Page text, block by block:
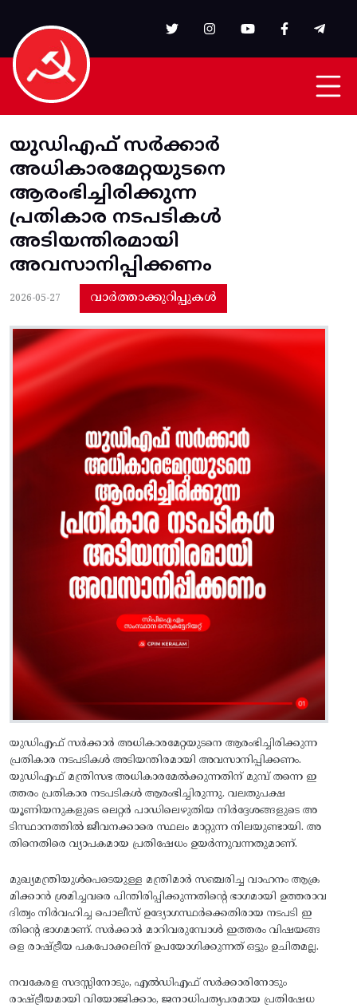
യുഡിഎഫ്‌ സര്‍ക്കാര്‍
അധികാരമേറ്റയുടനെ
ആരംഭിച്ചിരിക്കുന്ന
പ്രതികാര നടപടികള്‍
അടിയന്തിരമായി
അവസാനിപ്പിക്കണം
2026-05-27 വാർത്താക്കുറിപ്പുകൾ
യുഡിഎഫ്‌ സര്‍ക്കാര്‍ അധികാരമേറ്റയുടനെ ആരംഭിച്ചിരിക്കുന്ന
പ്രതികാര നടപടികള്‍ അടിയന്തിരമായി അവസാനിപ്പിക്കണം.
യുഡിഎഫ്‌ മന്ത്രിസഭ അധികാരമേല്‍ക്കുന്നതിന്‌ മുമ്പ്‌ തന്നെ ഇ
ത്തരം പ്രതികാര നടപടികള്‍ ആരംഭിച്ചിരുന്നു. വലതുപക്ഷ
യൂണിയനുകളുടെ ലെറ്റര്‍ പാഡിലെഴുതിയ നിര്‍ദ്ദേശങ്ങളുടെ അ
ടിസ്ഥാനത്തില്‍ ജീവനക്കാരെ സ്ഥലം മാറ്റുന്ന നിലയുണ്ടായി. അ
തിനെതിരെ വ്യാപകമായ പ്രതിഷേധം ഉയര്‍ന്നുവന്നതുമാണ്‌.
മുഖ്യമന്ത്രിയുള്‍പെടെയുള്ള മന്ത്രിമാര്‍ സഞ്ചരിച്ച വാഹനം ആക്ര
മിക്കാന്‍ ശ്രമിച്ചവരെ പിന്തിരിപ്പിക്കുന്നതിന്റെ ഭാഗമായി ഉത്തരാവ
ദിത്വം നിര്‍വഹിച്ച പൊലീസ്‌ ഉദ്യോഗസ്ഥര്‍ക്കെതിരായ നടപടി ഇ
തിന്റെ ഭാഗമാണ്‌. സര്‍ക്കാര്‍ മാറിവരുമ്പോള്‍ ഇത്തരം വിഷയങ്ങ
ളെ രാഷ്ട്രീയ പകപോക്കലിന്‌ ഉപയോഗിക്കുന്നത്‌ ഒട്ടും ഉചിതമല്ല.
നവകേരള സദസ്സിനോടും, എല്‍ഡിഎഫ്‌ സര്‍ക്കാരിനോടും
രാഷ്ട്രീയമായി വിയോജിക്കാം, ജനാധിപത്യപരമായ പ്രതിഷേധ